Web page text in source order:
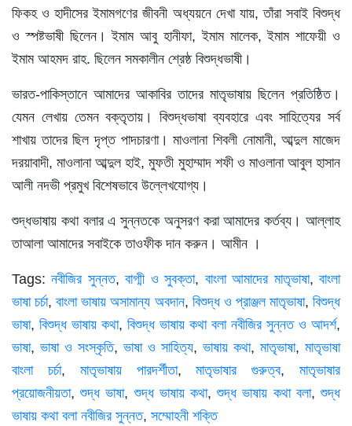
ফিকহ ও হাদীসের ইমামগণের জীবনী অধ্যয়নে দেখা যায়, তাঁরা সবাই বিশুদ্ধ
ও স্পষ্টভাষী ছিলেন। ইমাম আবু হানীফা, ইমাম মালেক, ইমাম শাফেয়ী ও
ইমাম আহমদ রাহ. ছিলেন সমকালীন শ্রেষ্ঠ বিশুদ্ধভাষী।
ভারত-পাকিস্তানে আমাদের আকাবির তাদের মাতৃভাষায় ছিলেন প্রতিষ্ঠিত।
যেমন লেখায় তেমন বক্তৃতায়। বিশুদ্ধভাষা ব্যবহারে এবং সাহিত্যের সর্ব
শাখায় তাদের ছিল দৃপ্ত পাদচারণা। মাওলানা শিবলী নোমানী, আব্দুল মাজেদ
দরয়াবাদী, মাওলানা আব্দুল হাই, মুফতী মুহাম্মাদ শফী ও মাওলানা আবুল হাসান
আলী নদভী প্রমুখ বিশেষভাবে উল্লেখযোগ্য।
শুদ্ধভাষায় কথা বলার এ সুন্নতকে অনুসরণ করা আমাদের কর্তব্য। আল্লাহ
তাআলা আমাদের সবাইকে তাওফীক দান করুন। আমীন ।
Tags: নবীজির সুন্নত,বাগ্মী ও সুবক্তা, বাংলা আমাদের মাতৃভাষা,বাংলা
ভাষা চর্চা,বাংলা ভাষায় অসামান্য অবদান, বিশুদ্ধ ও প্রাঞ্জল মাতৃভাষা,বিশুদ্ধ
ভাষা, বিশুদ্ধ ভাষায় কথা, বিশুদ্ধ ভাষায় কথা বলা নবীজির সুন্নত ও আদর্শ,
ভাষা, ভাষা ও সংস্কৃতি, ভাষা ও সাহিত্য, ভাষায় কথা, মাতৃভাষা, মাতৃভাষা
বাংলা চর্চা, মাতৃভাষায় পারদর্শীতা,মাতৃভাষার গুরুত্ব,মাতৃভাষার
প্রয়োজনীয়তা,শুদ্ধ ভাষা,শুদ্ধ ভাষায় কথা,শুদ্ধ ভাষায় কথা বলা,শুদ্ধ
ভাষায় কথা বলা নবীজির সুন্নত, সম্মোহনী শক্তি